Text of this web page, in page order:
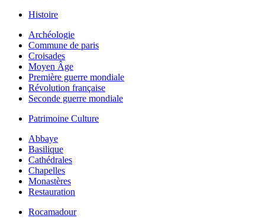
Histoire
Archéologie
Commune de paris
Croisades
Moyen Âge
Première guerre mondiale
Révolution française
Seconde guerre mondiale
Patrimoine Culture
Abbaye
Basilique
Cathédrales
Chapelles
Monastères
Restauration
Rocamadour